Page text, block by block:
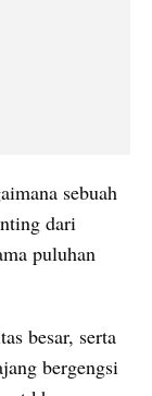
sebuah
dari
puluhan
besar, serta
bergengsi